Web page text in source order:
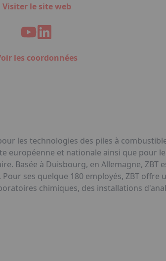
Visiter le site web
les coordonnées
les technologies des piles à
européenne et nationale ainsi que pour
Basée à Duisbourg, en Allemagne, ZBT
ses quelque 180 employés, ZBT
chimiques, des installations